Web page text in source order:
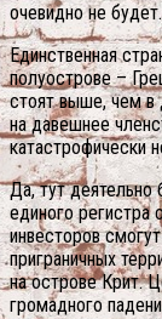
очевидно не будет.
Единственная
полуострове –
стоят выше, чем в
на давешнее
катастрофически
Да, тут деятельно
единого регистра
инвесторов
приграничных
на острове Крит.
громадного